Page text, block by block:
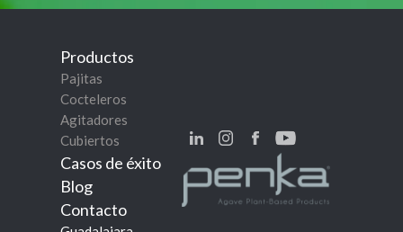
Productos
Pajitas
Cocteleros
Agitadores
Cubiertos
Casos de éxito
Blog
Contacto